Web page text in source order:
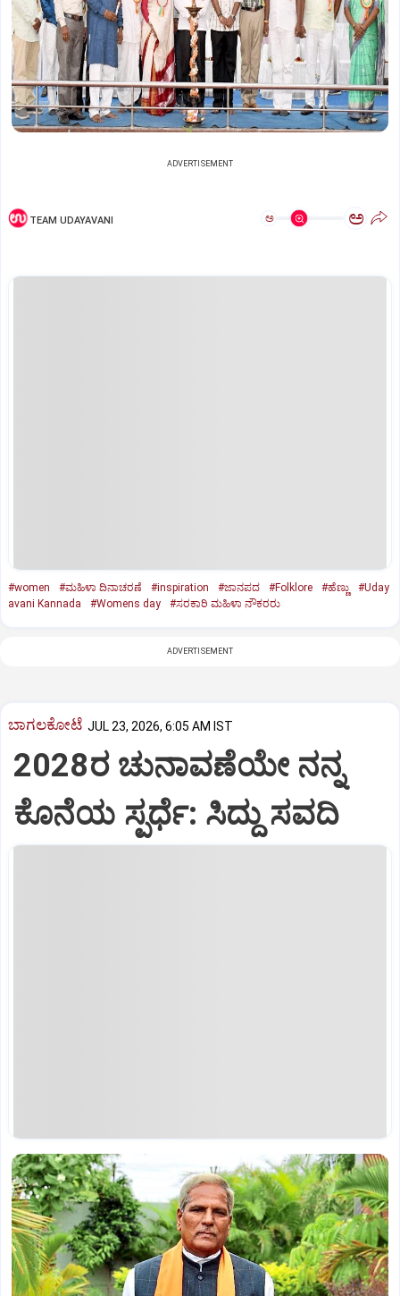
ADVERTISEMENT
TEAM UDAYAVANI ಅ ಅ
#women #ಮಹಿಳಾ ದಿನಾಚರಣೆ #inspiration #ಜಾನಪದ #Folklore #ಹೆಣ್ಣು
#Uday
avani Kannada
#Womens day #ಸರಕಾರಿ ಮಹಿಳಾ ನೌಕರರು
ADVERTISEMENT
ಬಾಗಲಕೋಟೆ JUL 23, 2026, 6:05 AM IST
2028ರ ಚುನಾವಣೆಯೇ ನನ್ನ
ಕೊನೆಯ ಸ್ಪರ್ಧೆ: ಸಿದ್ದು ಸವದಿ